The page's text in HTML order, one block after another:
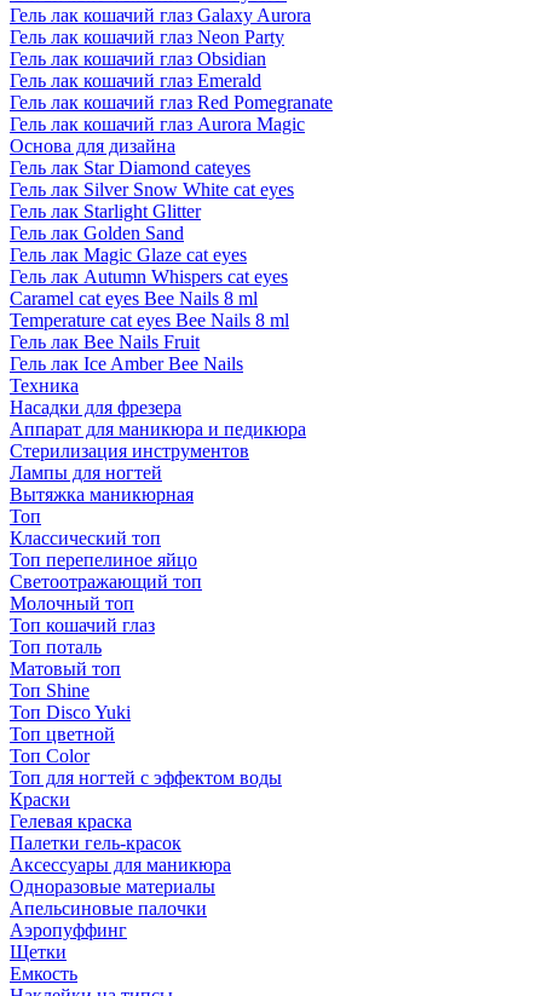
Гель лак кошачий глаз Galaxy Aurora
Гель лак кошачий глаз Neon Party
Гель лак кошачий глаз Obsidian
Гель лак кошачий глаз Emerald
Гель лак кошачий глаз Red Pomegranate
Гель лак кошачий глаз Aurora Magic
Основа для дизайна
Гель лак Star Diamond cateyes
Гель лак Silver Snow White cat eyes
Гель лак Starlight Glitter
Гель лак Golden Sand
Гель лак Magic Glaze cat eyes
Гель лак Autumn Whispers cat eyes
Caramel cat eyes Bee Nails 8 ml
Temperature cat eyes Bee Nails 8 ml
Гель лак Bee Nails Fruit
Гель лак Ice Amber Bee Nails
Техника
Насадки для фрезера
Аппарат для маникюра и педикюра
Стерилизация инструментов
Лампы для ногтей
Вытяжка маникюрная
Топ
Классический топ
Топ перепелиное яйцо
Светоотражающий топ
Молочный топ
Топ кошачий глаз
Топ поталь
Матовый топ
Топ Shine
Топ Disco Yuki
Топ цветной
Топ Color
Топ для ногтей с эффектом воды
Краски
Гелевая краска
Палетки гель-красок
Аксессуары для маникюра
Одноразовые материалы
Апельсиновые палочки
Аэропуффинг
Щетки
Емкость